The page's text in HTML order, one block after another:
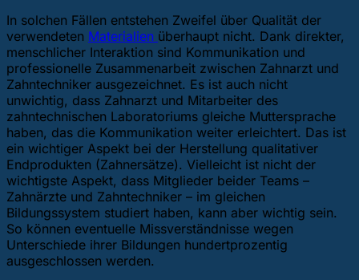
In solchen Fällen entstehen Zweifel über Qualität der
verwendeten Materialien überhaupt nicht. Dank direkter,
menschlicher Interaktion sind Kommunikation und
professionelle Zusammenarbeit zwischen Zahnarzt und
Zahntechniker ausgezeichnet. Es ist auch nicht
unwichtig, dass Zahnarzt und Mitarbeiter des
zahntechnischen Laboratoriums gleiche Muttersprache
haben, das die Kommunikation weiter erleichtert. Das ist
ein wichtiger Aspekt bei der Herstellung qualitativer
Endprodukten (Zahnersätze). Vielleicht ist nicht der
wichtigste Aspekt, dass Mitglieder beider Teams –
Zahnärzte und Zahntechniker – im gleichen
Bildungssystem studiert haben, kann aber wichtig sein.
So können eventuelle Missverständnisse wegen
Unterschiede ihrer Bildungen hundertprozentig
ausgeschlossen werden.